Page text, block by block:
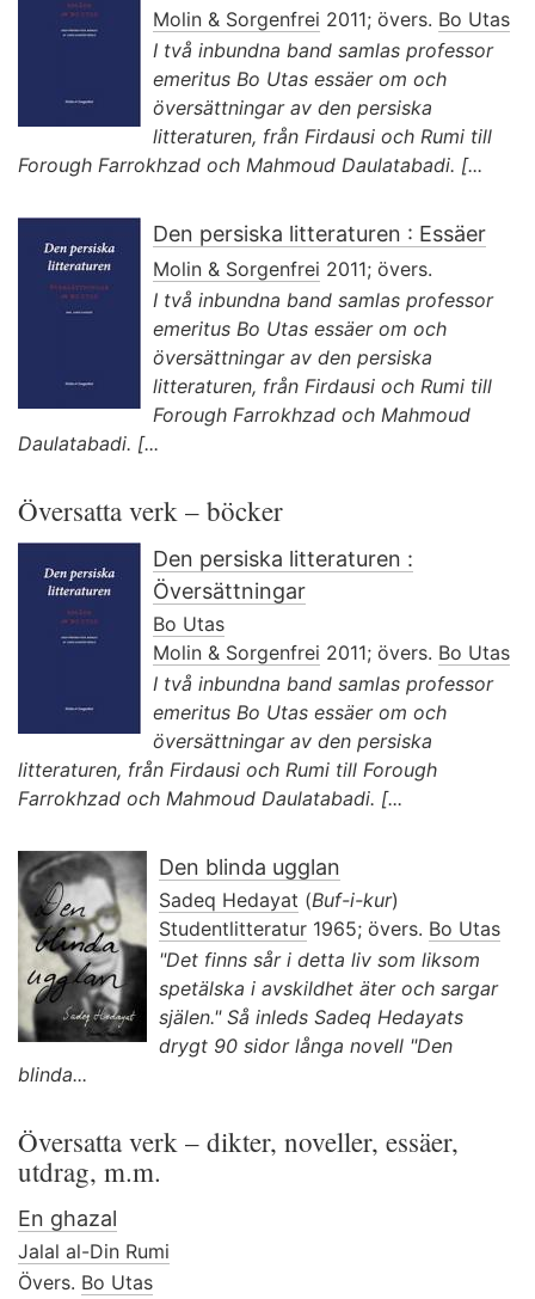
Molin & Sorgenfrei 2011; övers. Bo Utas
I två inbundna band samlas professor
emeritus Bo Utas essäer om och
översättningar av den persiska
litteraturen, från Firdausi och Rumi till
Forough Farrokhzad och Mahmoud Daulatabadi. [...
Den persiska litteraturen : Essäer
Molin & Sorgenfrei 2011; övers.
I två inbundna band samlas professor
emeritus Bo Utas essäer om och
översättningar av den persiska
litteraturen, från Firdausi och Rumi till
Forough Farrokhzad och Mahmoud
Daulatabadi. [...
Översatta verk – böcker
Den persiska litteraturen :
Översättningar
Bo Utas
Molin & Sorgenfrei 2011; övers. Bo Utas
I två inbundna band samlas professor
emeritus Bo Utas essäer om och
översättningar av den persiska
litteraturen, från Firdausi och Rumi till Forough
Farrokhzad och Mahmoud Daulatabadi. [...
Den blinda ugglan
Sadeq Hedayat (Buf-i-kur)
Studentlitteratur 1965; övers. Bo Utas
"Det finns sår i detta liv som liksom
spetälska i avskildhet äter och sargar
själen." Så inleds Sadeq Hedayats
drygt 90 sidor långa novell "Den
blinda...
Översatta verk – dikter, noveller, essäer,
utdrag, m.m.
En ghazal
Jalal al-Din Rumi
Övers. Bo Utas